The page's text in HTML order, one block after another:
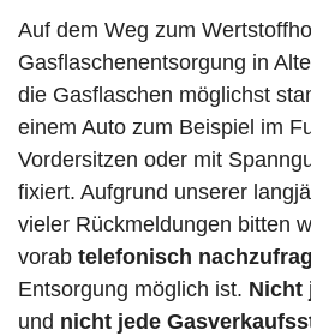
Auf dem Weg zum
Gasflaschenentsorgung in
die Gasflaschen möglichst
einem Auto zum Beispiel im
Vordersitzen oder mit
fixiert. Aufgrund unserer
vieler Rückmeldungen bitten
vorab telefonisch
Entsorgung möglich ist. Nicht
und nicht jede